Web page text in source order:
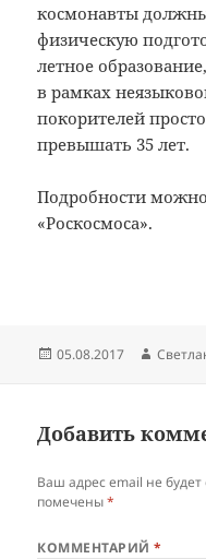
космонавты
физическую
летное
в рамках
покорителей
превышать 35 лет.
Подробности можно
«Роскосмоса».
Опубликовано
05.08.2017 Автор
Добавить
Ваш адрес email не будет
помечены*
КОММЕНТАРИЙ*